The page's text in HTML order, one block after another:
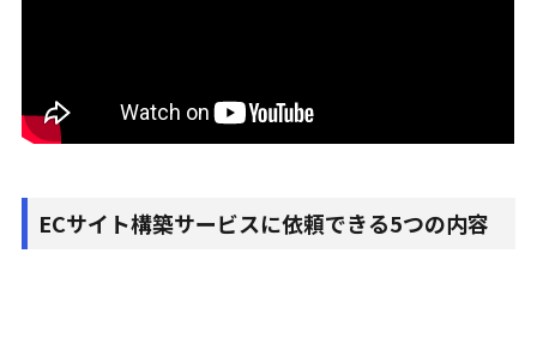
ECサイト構築サービスに依頼できる5つの内容